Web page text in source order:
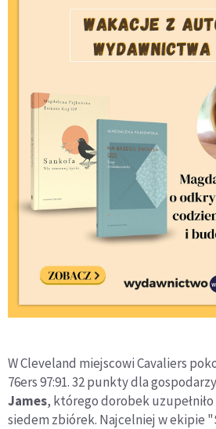
W Cleveland miejscowi Cavaliers
76ers 97:91. 32 punkty dla
James, którego dorobek
siedem zbiórek. Najcelniej w ekipie